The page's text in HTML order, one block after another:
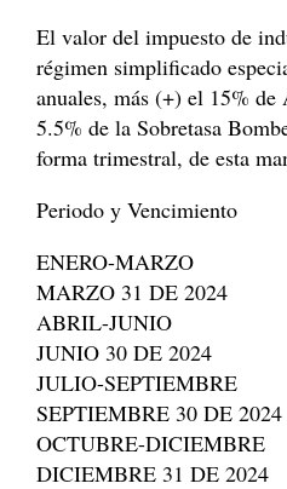
El valor del impuesto de
régimen simplificado
anuales, más (+) el 15%
5.5% de la Sobretasa
forma trimestral, de esta
Periodo y Vencimiento
ENERO-MARZO
MARZO 31 DE 2024
ABRIL-JUNIO
JUNIO 30 DE 2024
JULIO-SEPTIEMBRE
SEPTIEMBRE 30 DE 2024
OCTUBRE-DICIEMBRE
DICIEMBRE 31 DE 2024